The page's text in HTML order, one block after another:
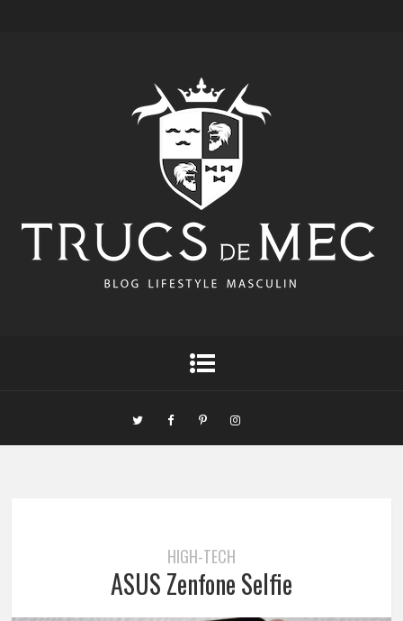
HIGH-TECH
ASUS Zenfone Selfie